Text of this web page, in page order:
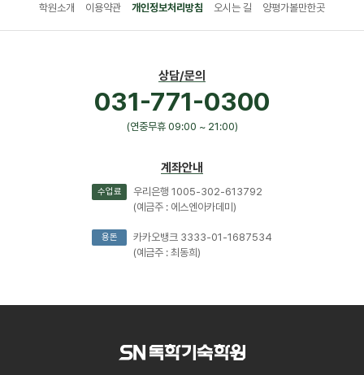
학원소개 이용약관 개인정보처리방침 오시는 길 양평가볼만한곳
상담/문의
031-771-0300
(연중무휴 09:00 ~ 21:00)
계좌안내
수업료
우리은행 1005-302-613792
(예금주 : 에스엔아카데미)
용돈
카카오뱅크 3333-01-1687534
(예금주 : 최동희)